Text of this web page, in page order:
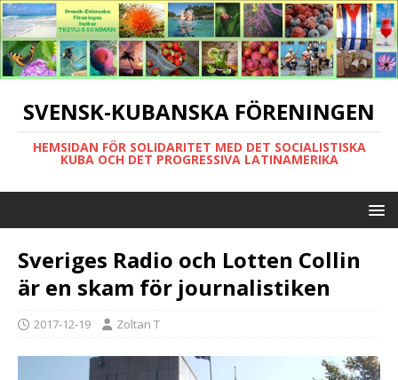
SVENSK-KUBANSKA FÖRENINGEN
HEMSIDAN FÖR SOLIDARITET MED DET SOCIALISTISKA
KUBA OCH DET PROGRESSIVA LATINAMERIKA
Sveriges Radio och Lotten Collin
är en skam för journalistiken
2017-12-19 Zoltan T